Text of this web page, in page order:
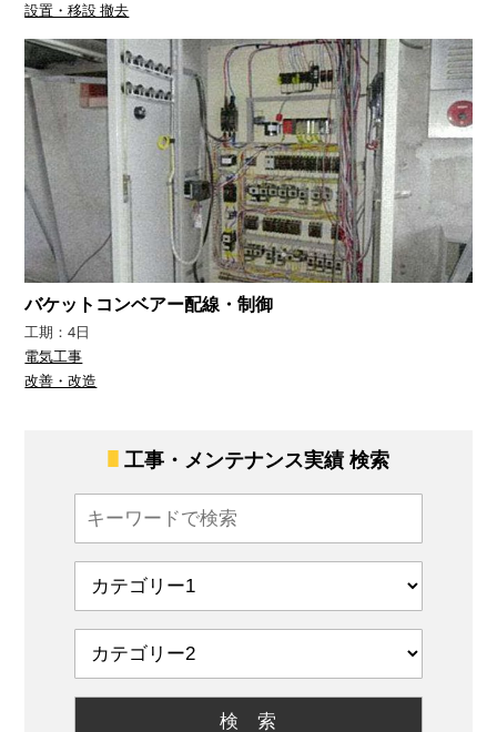
設置・移設 撤去
バケットコンベアー配線・制御
工期：4日
電気工事
改善・改造
工事・メンテナンス実績 検索